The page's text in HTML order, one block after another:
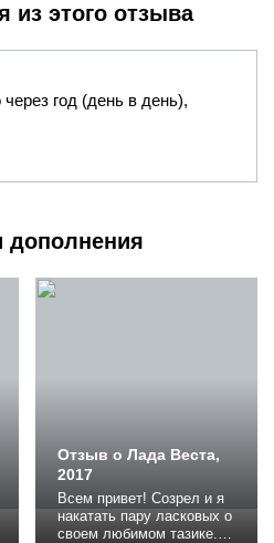
из этого отзыва
год (день в день),
Отзыв о Лада Веста,
2017
Всем привет! Созрел и я
накатать пару ласковых о
своем любимом тазике.